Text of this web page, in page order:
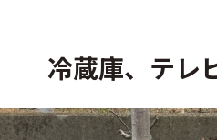
冷蔵庫、テレ